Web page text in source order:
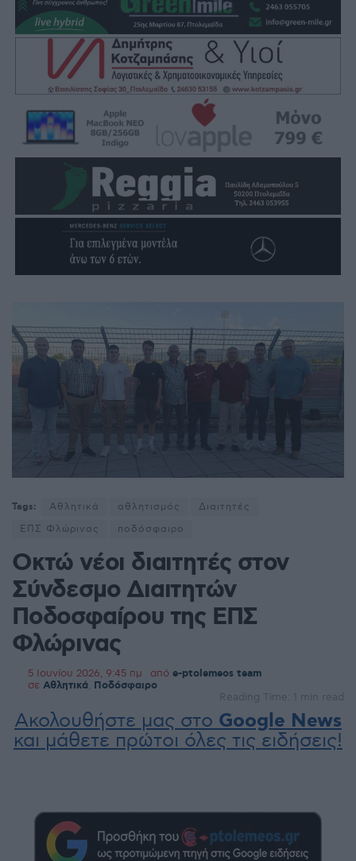
Tags: Αθλητικά αθλητισμός
Διαιτητές
ΕΠΣ Φλώρινας
ποδόσφαιρο
Οκτώ νέοι διαιτητές στον
Σύνδεσμο Διαιτητών
Ποδοσφαίρου της ΕΠΣ
Φλώρινας
5 Ιουνίου 2026, 9:45 πμ από e-ptolemeos team
σε Αθλητικά Ποδόσφαιρο
Reading Time: 1 min read
Ακολουθήστε μας στο Google News
και μάθετε πρώτοι όλες τις ειδήσεις!